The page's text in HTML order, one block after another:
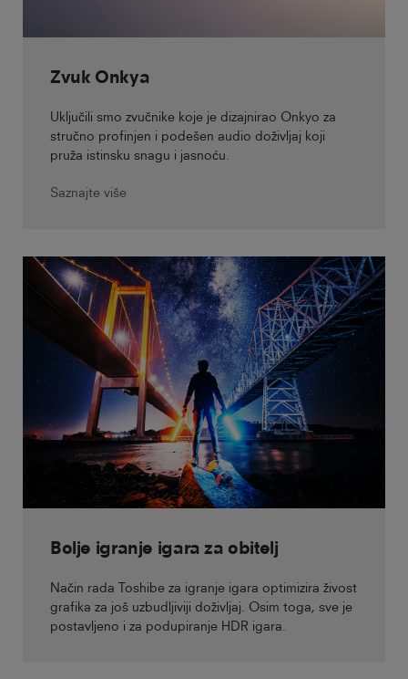
Zvuk Onkya
Uključili smo zvučnike koje je dizajnirao Onkyo za
stručno profinjen i podešen audio doživljaj koji
pruža istinsku snagu i jasnoću.
Saznajte više
Bolje igranje igara za obitelj
Način rada Toshibe za igranje igara optimizira živost
grafika za još uzbudljiviji doživljaj. Osim toga, sve je
postavljeno i za podupiranje HDR igara.